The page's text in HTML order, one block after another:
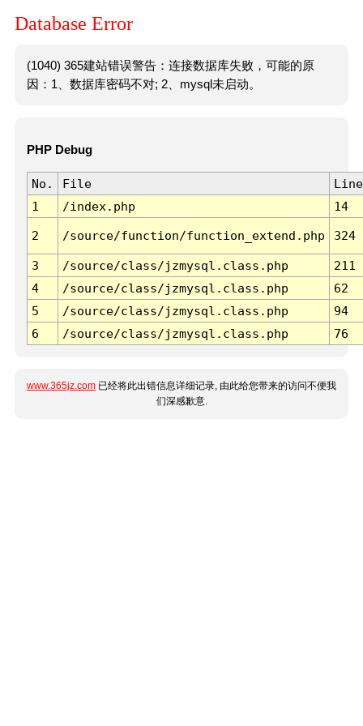
Database Error
(1040) 365建站错误警告：连接数据库失败，可能的原
因：1、数据库密码不对; 2、mysql未启动。
PHP Debug
No. File
Line
1
/index.php 14
2 /source/function/function_extend.php 324
3 /source/class/jzmysql.class.php
211
4
/source/class/jzmysql.class.php
62
5
/source/class/jzmysql.class.php
94
6
/source/class/jzmysql.class.php 76
www.365jz.com 已经将此出错信息详细记录, 由此给您带来的访问不便我
们深感歉意.